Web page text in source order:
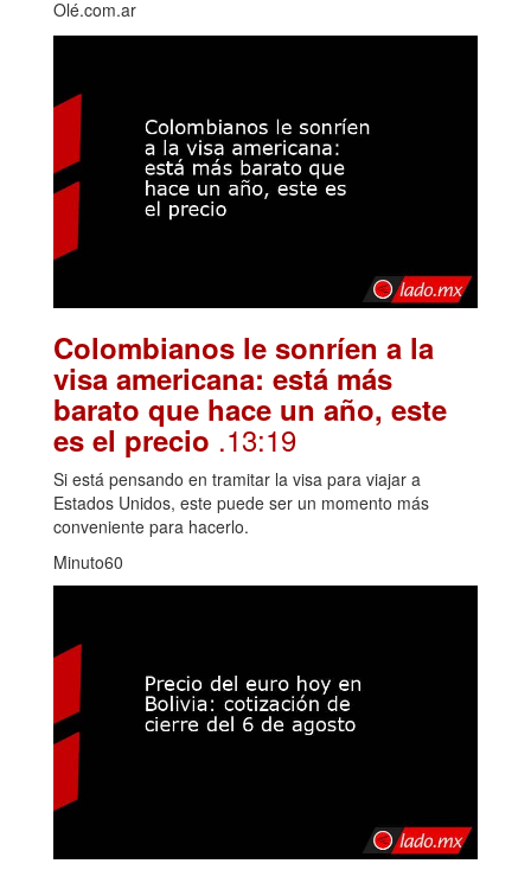
Olé.com.ar
Colombianos le sonríen a la
visa americana: está más
barato que hace un año, este
es el precio .13:19
Si está pensando en tramitar la visa para viajar a
Estados Unidos, este puede ser un momento más
conveniente para hacerlo.
Minuto60